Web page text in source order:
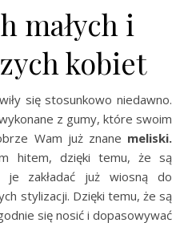
małych i
kobiet
się stosunkowo niedawno.
z gumy, które swoim
Wam już znane meliski.
hitem, dzięki temu, że są
je zakładać już wiosną do
stylizacji. Dzięki temu, że są
się nosić i dopasowywać